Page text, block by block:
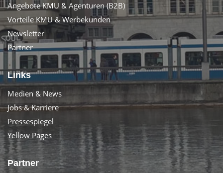
Angebote KMU & Agenturen (B2B)
Vorteile KMU & Werbekunden
Newsletter
Partner
Links
Medien & News
Jobs & Karriere
Pressespiegel
Yellow Pages
Partner